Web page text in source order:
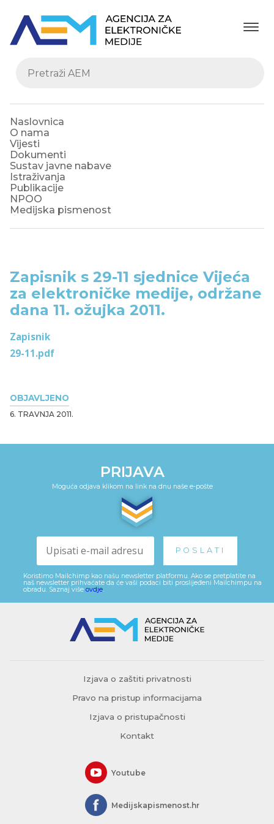
Naslovnica
O nama
Vijesti
Dokumenti
Sustav javne nabave
Istraživanja
Publikacije
NPOO
Medijska pismenost
OBJAVLJENO
6. TRAVNJA 2011.
Zapisnik s 29-11 sjednice Vijeća
za elektroničke medije, održane
dana 11. ožujka 2011.
Zapisnik
29-11.pdf
PRIJAVA
Moguća odjava klikom na link na dnu naše e-pošte
Koristimo Mailchimp kao našu newsletter platformu. Ako se pretplatite na
naš newsletter prihvaćate da će vaši podaci biti proslijeđeni Mailchimpu na
obradu. Saznaj više ovdje
Izjava o zaštiti privatnosti
Pravo na pristup informacijama
Izjava o pristupačnosti
Kontakt
Youtube
Medijskapismenost.hr